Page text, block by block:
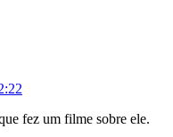
fez um filme sobre ele.